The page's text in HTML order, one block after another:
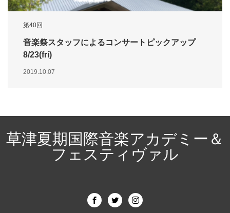
第40回
音楽祭スタッフによるコンサートピックアップ
8/23(fri)
2019.10.07
草津夏期国際音楽アカデミー＆
フェスティヴァル